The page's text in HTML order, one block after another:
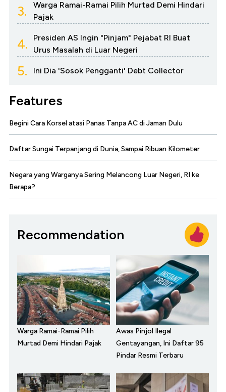
3.
Warga Ramai-Ramai Pilih Murtad Demi Hindari
Pajak
4.
Presiden AS Ingin "Pinjam" Pejabat RI Buat
Urus Masalah di Luar Negeri
5. Ini Dia 'Sosok Pengganti' Debt Collector
Features
Begini Cara Korsel atasi Panas Tanpa AC di Jaman Dulu
Daftar Sungai Terpanjang di Dunia, Sampai Ribuan Kilometer
Negara yang Warganya Sering Melancong Luar Negeri, RI ke
Berapa?
Recommendation
Warga Ramai-Ramai Pilih
Murtad Demi Hindari Pajak
Awas Pinjol Ilegal
Gentayangan, Ini Daftar 95
Pindar Resmi Terbaru